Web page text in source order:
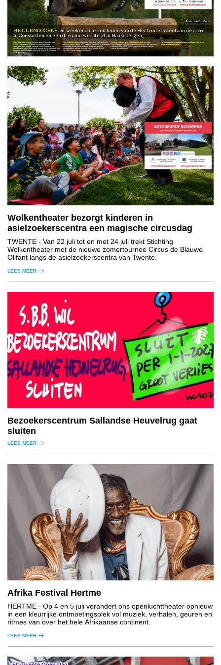
HELLENDOORN
Dit weekend namen leden van de Hertruiters deel aan de cross
in Coevorden en een dressuurwedstrijd in Haaksbergen.
Mébrit ter Horst ging met haar pony Geronimo naar
SGW Coevorden. Zij heeft hier een heel goed
springparcours en een foutloze cross binnen de tijd
gereden met een 7,1 en een 8 voor de rijstijl wat goed was
voor een mooie tweede prijs in de klasse B eventing
CDE pony’s.
Ook Isabelle Plijterging naar Coevorden voor de SGW
met haar pony Karlos. et D Het duo kwam uit in de klasse
L. Met een goede dressuurproef, een goed gereden
springparcours en een foutloze cross binnen de tijd,
wonnen ze een mooie tweede prijs.
Wendy Hulsink ging met Indy van de Eschnaar
Haaksbergen voor een dressuurwedstrijd in de klasse Z1
dressuur. Met 230,5 en 222,5 punten wonnen ze een
eerste en derde prijs.
Zie ook www.manegehellendoorn.nl/hertruiters/en
www.autobouwman.nl
Hertruiters
Wolkentheater bezorgt kinderen in
asielzoekerscentra een magische circusdag
TWENTE - Van 22 juli tot en met 24 juli trekt Stichting
Wolkentheater met de nieuwe zomertournee Circus de Blauwe
Olifant langs de asielzoekerscentra van Twente.
LEES MEER
Bezoekerscentrum Sallandse Heuvelrug gaat
sluiten
LEES MEER
Afrika Festival Hertme
HERTME - Op 4 en 5 juli verandert ons openluchttheater opnieuw
in een kleurrijke ontmoetingsplek vol muziek, verhalen, geuren en
ritmes van over het hele Afrikaanse continent.
LEES MEER